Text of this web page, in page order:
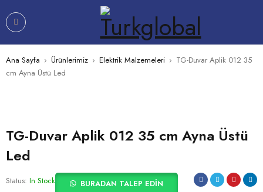
Ana Sayfa › Ürünlerimiz › Elektrik Malzemeleri › TG-Duvar Aplik 012 35
cm Ayna Üstü Led
TG-Duvar Aplik 012 35 cm Ayna Üstü
Led
Status: In Stock BURADAN TALEP EDIN